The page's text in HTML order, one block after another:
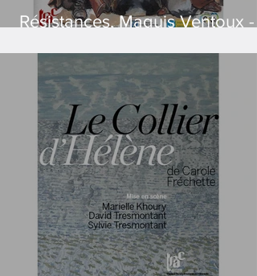
Résistances, Maquis Ventoux -